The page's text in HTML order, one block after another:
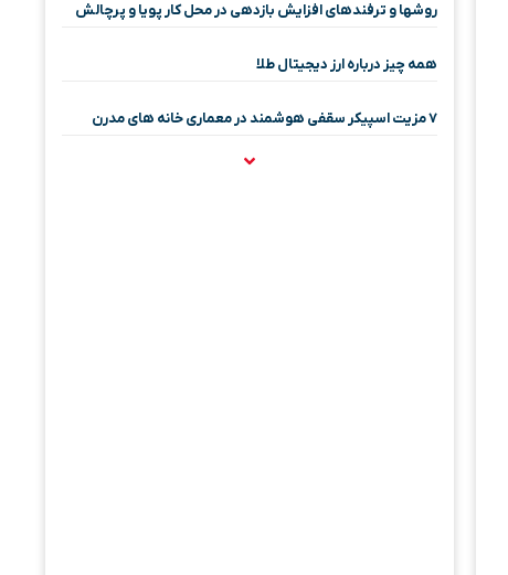
روشها و ترفندهای افزایش بازدهی در محل کار پویا و پرچالش
همه چیز درباره ارز دیجیتال طلا
۷ مزیت اسپیکر سقفی هوشمند در معماری خانه‌ های مدرن